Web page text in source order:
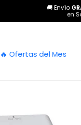
🔥 Ofertas del Mes
🚚 Envío
en
Home Studio